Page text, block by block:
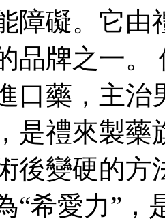
障礙。它
品牌之一。
口藥，主
是禮來製藥
後變硬的
“希愛力”，